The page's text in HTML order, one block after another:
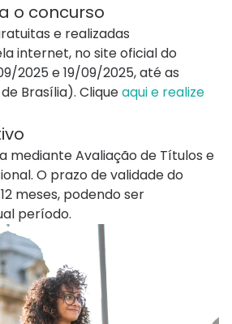
o concurso
e realizadas
internet, no site oficial do
2025 e 19/09/2025, até as
Brasília). Cliqueaqui e realize
mediante Avaliação de Títulos e
O prazo de validade do
meses, podendo ser
período.